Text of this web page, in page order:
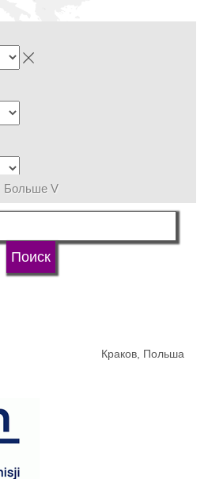
Больше V
Краков, Польша